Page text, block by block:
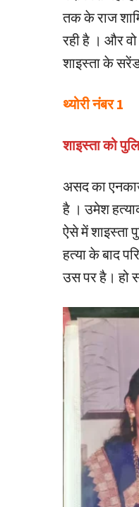
तक के राज
रही है । और
शाइस्ता के
थ्योरी नंबर 1
शाइस्ता को
असद का
है । उमेश
ऐसे में शाइस्ता
हत्या के बाद
उस पर है। हो